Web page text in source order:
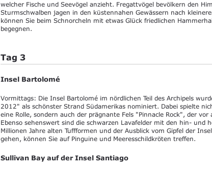
welcher Fische und Seevögel anzieht. Fregattvögel bevölkern den
Sturmschwalben jagen in den küstennahen Gewässern nach
können Sie beim Schnorcheln mit etwas Glück friedlichen
begegnen.
Tag 3
Insel Bartolomé
Vormittags: Die Insel Bartolomé im nördlichen Teil des Archipels
2012" als schönster Strand Südamerikas nominiert. Dabei spielte
eine Rolle, sondern auch der prägnante Fels "Pinnacle Rock", der vor
Ebenso sehenswert sind die schwarzen Lavafelder mit den hin- und
Millionen Jahre alten Tuffformen und der Ausblick vom Gipfel der
gehen, können Sie auf Pinguine und Meeresschildkröten treffen.
Sullivan Bay auf der Insel Santiago